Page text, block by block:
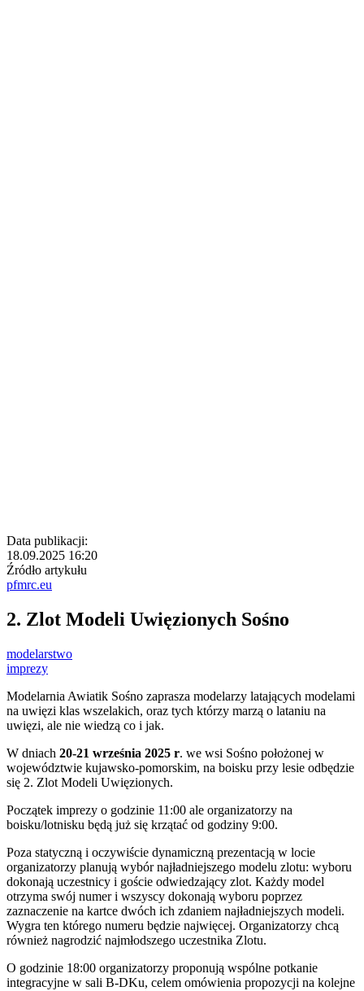
Data publikacji:
18.09.2025 16:20
Źródło artykułu
pfmrc.eu
2. Zlot Modeli Uwięzionych Sośno
modelarstwo
imprezy
Modelarnia Awiatik Sośno zaprasza modelarzy latających modelami
na uwięzi klas wszelakich, oraz tych którzy marzą o lataniu na
uwięzi, ale nie wiedzą co i jak.
W dniach 20-21 września 2025 r. we wsi Sośno położonej w
województwie kujawsko-pomorskim, na boisku przy lesie odbędzie
się 2. Zlot Modeli Uwięzionych.
Początek imprezy o godzinie 11:00 ale organizatorzy na
boisku/lotnisku będą już się krzątać od godziny 9:00.
Poza statyczną i oczywiście dynamiczną prezentacją w locie
organizatorzy planują wybór najładniejszego modelu zlotu: wyboru
dokonają uczestnicy i goście odwiedzający zlot. Każdy model
otrzyma swój numer i wszyscy dokonają wyboru poprzez
zaznaczenie na kartce dwóch ich zdaniem najładniejszych modeli.
Wygra ten którego numeru będzie najwięcej. Organizatorzy chcą
również nagrodzić najmłodszego uczestnika Zlotu.
O godzinie 18:00 organizatorzy proponują wspólne potkanie
integracyjne w sali B-DKu, celem omówienia propozycji na kolejne